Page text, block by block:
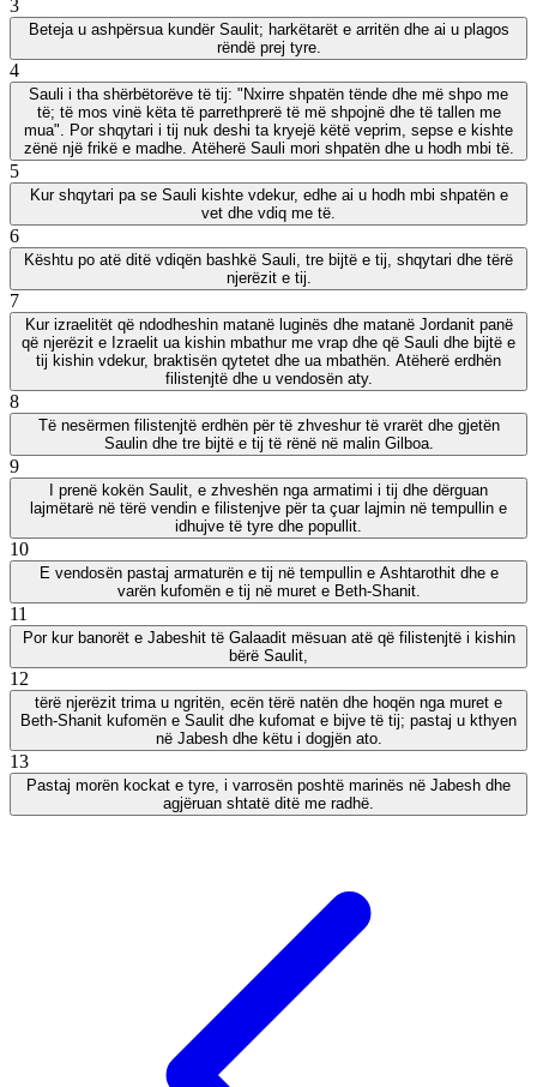
3
Beteja u ashpërsua kundër Saulit; harkëtarët e arritën dhe ai u plagos
rëndë prej tyre.
4
Sauli i tha shërbëtorëve të tij: "Nxirre shpatën tënde dhe më shpo me
të; të mos vinë këta të parrethprerë të më shpojnë dhe të tallen me
mua". Por shqytari i tij nuk deshi ta kryejë këtë veprim, sepse e kishte
zënë një frikë e madhe. Atëherë Sauli mori shpatën dhe u hodh mbi të.
5
Kur shqytari pa se Sauli kishte vdekur, edhe ai u hodh mbi shpatën e
vet dhe vdiq me të.
6
Kështu po atë ditë vdiqën bashkë Sauli, tre bijtë e tij, shqytari dhe tërë
njerëzit e tij.
7
Kur izraelitët që ndodheshin matanë luginës dhe matanë Jordanit panë
që njerëzit e Izraelit ua kishin mbathur me vrap dhe që Sauli dhe bijtë e
tij kishin vdekur, braktisën qytetet dhe ua mbathën. Atëherë erdhën
filistenjtë dhe u vendosën aty.
8
Të nesërmen filistenjtë erdhën për të zhveshur të vrarët dhe gjetën
Saulin dhe tre bijtë e tij të rënë në malin Gilboa.
9
I prenë kokën Saulit, e zhveshën nga armatimi i tij dhe dërguan
lajmëtarë në tërë vendin e filistenjve për ta çuar lajmin në tempullin e
idhujve të tyre dhe popullit.
10
E vendosën pastaj armaturën e tij në tempullin e Ashtarothit dhe e
varën kufomën e tij në muret e Beth-Shanit.
11
Por kur banorët e Jabeshit të Galaadit mësuan atë që filistenjtë i kishin
bërë Saulit,
12
tërë njerëzit trima u ngritën, ecën tërë natën dhe hoqën nga muret e
Beth-Shanit kufomën e Saulit dhe kufomat e bijve të tij; pastaj u kthyen
në Jabesh dhe këtu i dogjën ato.
13
Pastaj morën kockat e tyre, i varrosën poshtë marinës në Jabesh dhe
agjëruan shtatë ditë me radhë.